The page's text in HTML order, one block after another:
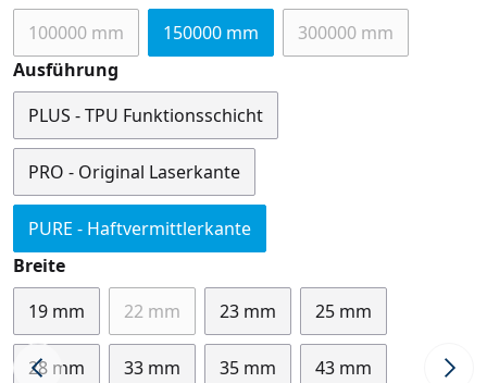
100000 mm(Diese Option ist zurzeit nicht verfügbar.)
150000 mm 300000 mm(Diese Option ist
Ausführung
PLUS - TPU Funktionsschicht
PRO - Original Laserkante
PURE - Haftvermittlerkante
Breiteauswählen
19 mm
22 mm(Diese Option ist zurzeit nicht verfügbar.)
23 mm 25 mm
28 mm 33 mm 35 mm 43 mm